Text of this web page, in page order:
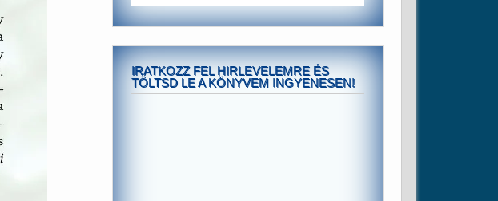
IRATKOZZ FEL HIRLEVELEMRE ÉS
TÖLTSD LE A KÖNYVEM INGYENESEN!